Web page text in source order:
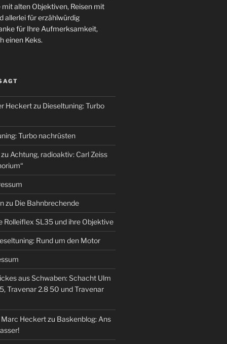
alten Objektiven, Reisen mit
allerlei für erzählwürdig
für Ihre Aufmerksamkeit,
einen Keks.
Heckertzu Dieseltuning: Turbo
Turbo nachrüsten
Achtung, radioaktiv: Carl Zeiss
zu Die Bahnbrechende
Rolleiflex SL35 und ihre Objektive
Rund um den Motor
aus Schwaben: Schacht Ulm
Travenar 2.8 50 und Travenar
Marc Heckertzu Baskenblog: Ans